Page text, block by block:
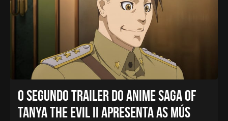
O SEGUNDO TRAILER DO ANIME SAGA OF
TANYA THE EVIL II APRESENTA AS MÚS